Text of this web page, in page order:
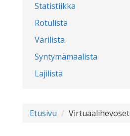
Statistiikka
Rotulista
Värilista
Syntymämaalista
Lajilista
Etusivu Virtuaalihevoset